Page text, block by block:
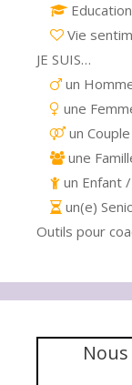
Vie
JE SUIS…
un
une
un Couple
une
un Enfant
un(e)
Outils pour